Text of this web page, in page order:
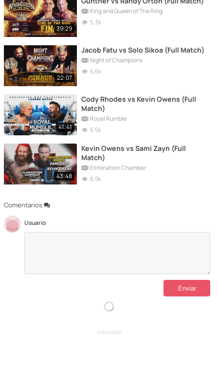
Comentarios
Usuario
39:29
King and Queen of The Ring
5,3k
22:07
Jacob Fatu vs Solo Sikoa (Full Match)
Night of Champions
5,6k
41:41
Cody Rhodes vs Kevin Owens (Full
Match)
Royal Rumble
6,5k
43:48
Kevin Owens vs Sami Zayn (Full
Match)
Elimination Chamber
6,9k
PUBLICIDAD